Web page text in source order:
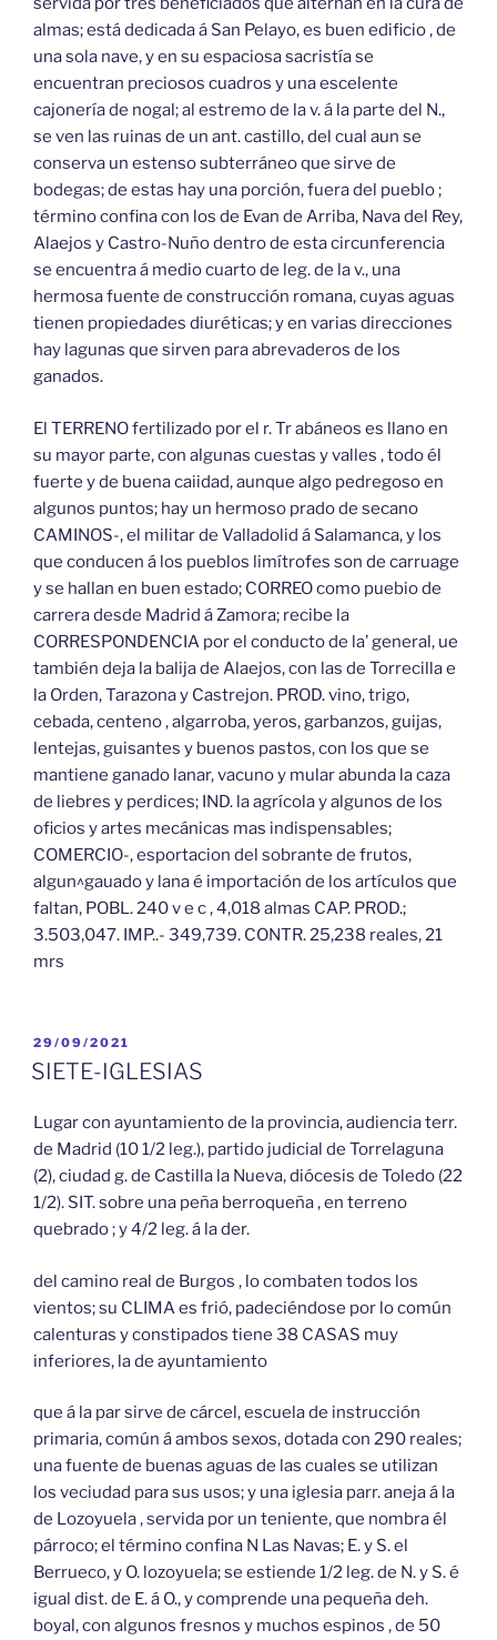
almas; está dedicada á San Pelayo, es buen edificio , de
una sola nave, y en su espaciosa sacristía se
encuentran preciosos cuadros y una escelente
cajonería de nogal; al estremo de la v. á la parte del N.,
se ven las ruinas de un ant. castillo, del cual aun se
conserva un estenso subterráneo que sirve de
bodegas; de estas hay una porción, fuera del pueblo ;
término confina con los de Evan de Arriba, Nava del Rey,
Alaejos y Castro-Nuño dentro de esta circunferencia
se encuentra á medio cuarto de leg. de la v., una
hermosa fuente de construcción romana, cuyas aguas
tienen propiedades diuréticas; y en varias direcciones
hay lagunas que sirven para abrevaderos de los
ganados.
El TERRENO fertilizado por el r. Tr abáneos es llano en
su mayor parte, con algunas cuestas y valles , todo él
fuerte y de buena caiidad, aunque algo pedregoso en
algunos puntos; hay un hermoso prado de secano
CAMINOS-, el militar de Valladolid á Salamanca, y los
que conducen á los pueblos limítrofes son de carruage
y se hallan en buen estado; CORREO como puebio de
carrera desde Madrid á Zamora; recibe la
CORRESPONDENCIA por el conducto de la’ general, ue
también deja la balija de Alaejos, con las de Torrecilla e
la Orden, Tarazona y Castrejon. PROD. vino, trigo,
cebada, centeno , algarroba, yeros, garbanzos, guijas,
lentejas, guisantes y buenos pastos, con los que se
mantiene ganado lanar, vacuno y mular abunda la caza
de liebres y perdices; IND. la agrícola y algunos de los
oficios y artes mecánicas mas indispensables;
COMERCIO-, esportacion del sobrante de frutos,
algun^gauado y lana é importación de los artículos que
faltan, POBL. 240 v e c , 4,018 almas CAP. PROD.;
3.503,047. IMP..- 349,739. CONTR. 25,238 reales, 21
mrs
PUBLICADO
EL
29/09/2021
SIETE-IGLESIAS
Lugar con ayuntamiento de la provincia, audiencia terr.
de Madrid (10 1/2 leg.), partido judicial de Torrelaguna
(2), ciudad g. de Castilla la Nueva, diócesis de Toledo (22
1/2). SIT. sobre una peña berroqueña , en terreno
quebrado ; y 4/2 leg. á la der.
del camino real de Burgos , lo combaten todos los
vientos; su CLIMA es frió, padeciéndose por lo común
calenturas y constipados tiene 38 CASAS muy
inferiores, la de ayuntamiento
que á la par sirve de cárcel, escuela de instrucción
primaria, común á ambos sexos, dotada con 290 reales;
una fuente de buenas aguas de las cuales se utilizan
los veciudad para sus usos; y una iglesia parr. aneja á la
de Lozoyuela , servida por un teniente, que nombra él
párroco; el término confina N Las Navas; E. y S. el
Berrueco, y O. lozoyuela; se estiende 1/2 leg. de N. y S. é
igual dist. de E. á O., y comprende una pequeña deh.
boyal, con algunos fresnos y muchos espinos , de 50